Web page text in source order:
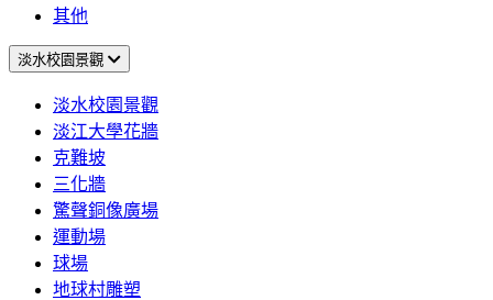
其他
淡水校園景觀
淡水校園景觀
淡江大學花牆
克難坡
三化牆
驚聲銅像廣場
運動場
球場
地球村雕塑